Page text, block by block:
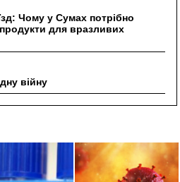
Чому у Сумах потрібно
для вразливих
війну